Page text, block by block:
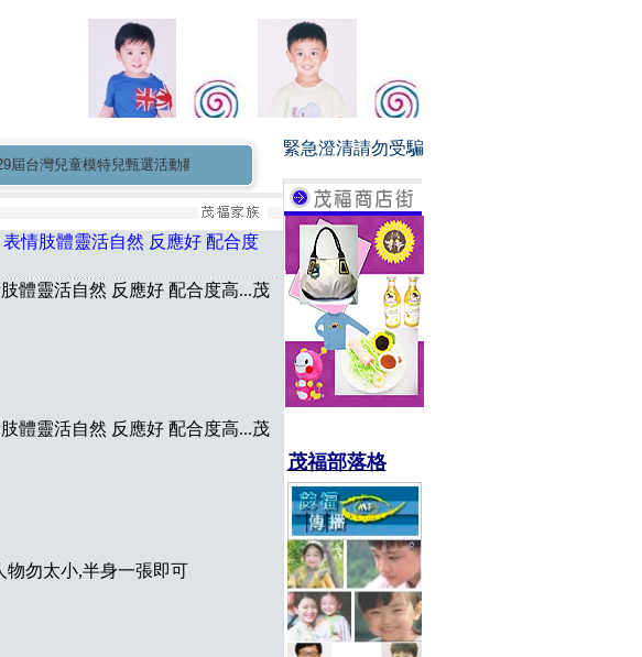
灣兒童模特兒甄選活動歡迎報名...
情肢體靈活自然 反應好 配合度
體靈活自然 反應好 配合度高...茂
體靈活自然 反應好 配合度高...茂
物勿太小,半身一張即可
緊急澄清請勿受騙
茂福部落格